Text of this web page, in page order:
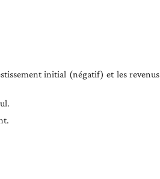
initial (négatif) et les revenus